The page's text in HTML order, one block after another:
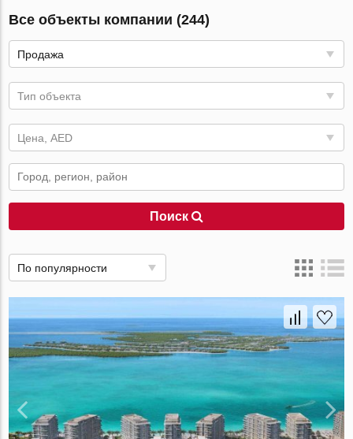
Все объекты компании (244)
Продажа
Тип объекта
Цена, AED
Поиск
По популярности